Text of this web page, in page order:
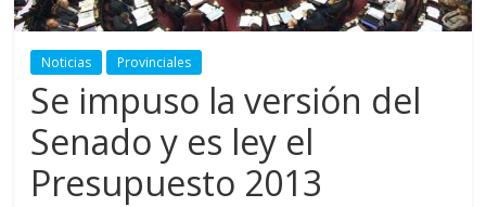
Noticias Provinciales
Se impuso la versión del
Senado y es ley el
Presupuesto 2013